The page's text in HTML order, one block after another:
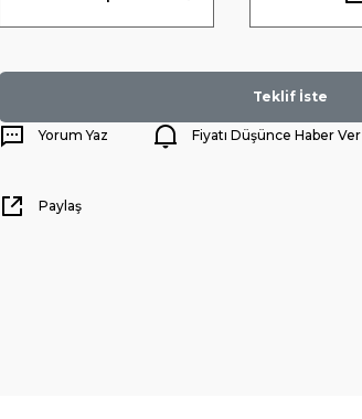
Teklif İste
Yorum Yaz Fiyatı Düşünce Haber Ver
Paylaş